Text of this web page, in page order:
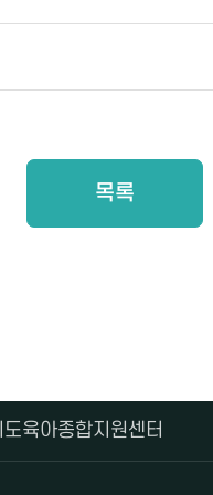
목록
도육아종합지원센터